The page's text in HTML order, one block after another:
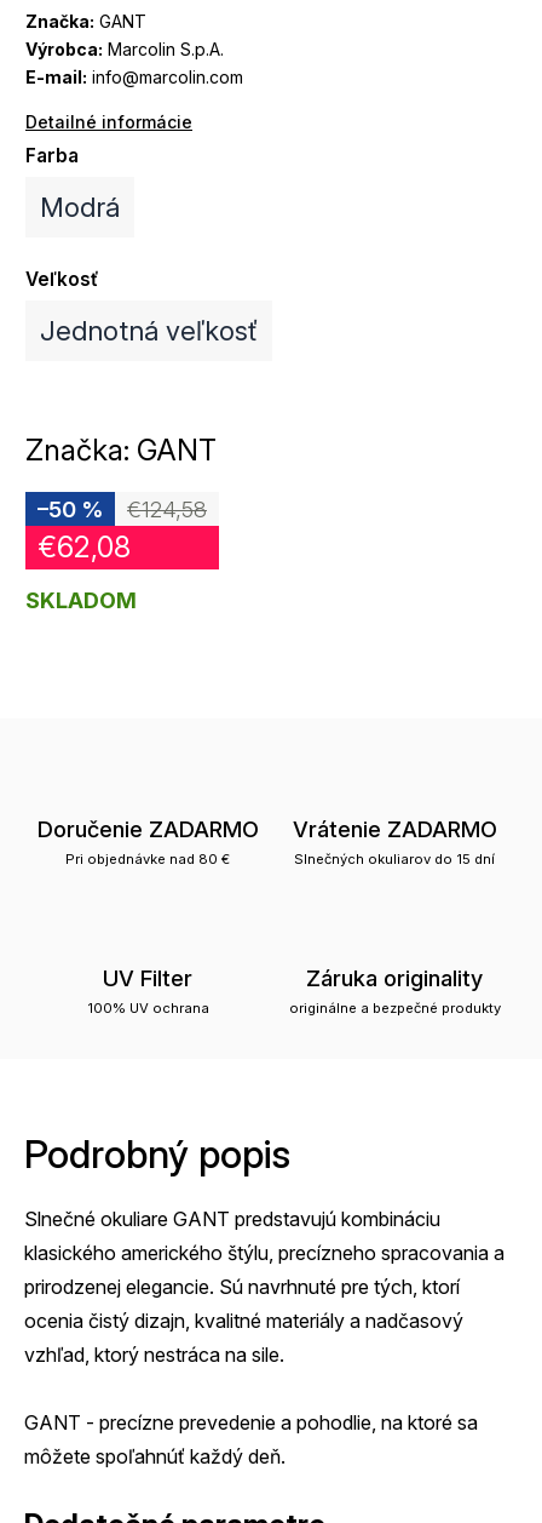
Značka: GANT
Výrobca: Marcolin S.p.A.
E-mail: info@marcolin.com
Detailné informácie
Farba
Modrá
Veľkosť
Jednotná veľkosť
Značka: GANT
€124,58
–50 %
€62,08
SKLADOM
Doručenie ZADARMO
Pri objednávke nad 80 €
Vrátenie ZADARMO
Slnečných okuliarov do 15 dní
UV Filter
100% UV ochrana
Záruka originality
originálne a bezpečné produkty
Podrobný popis
Slnečné okuliare GANT predstavujú kombináciu
klasického amerického štýlu, precízneho spracovania a
prirodzenej elegancie. Sú navrhnuté pre tých, ktorí
ocenia čistý dizajn, kvalitné materiály a nadčasový
vzhľad, ktorý nestráca na sile.
GANT - precízne prevedenie a pohodlie, na ktoré sa
môžete spoľahnúť každý deň.